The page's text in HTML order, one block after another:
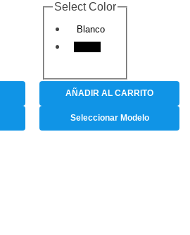
Select Color
Blanco
AÑADIR AL CARRITO
Seleccionar Modelo